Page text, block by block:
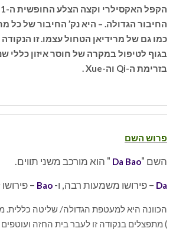
החיבור הגדולה. – היא נק’ החיבור של כל
כמו גם של מרידיאן הטחול עצמו. זו
בגוף לטיפול במקרה של חוסר איזון כללי
בזרימת ה-Qi וה-Xue .
פרוש השם
השם "Da Bao " הוא מורכב משני תווים.
Da – פירושו משמעות רבה, ו- Bao
–
) מתפצלים בנקודה זו לעבר בית החזה ועוטפים